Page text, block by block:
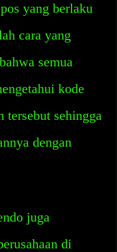
yang berlaku
cara yang
semua
kode
tersebut sehingga
dengan
juga
di